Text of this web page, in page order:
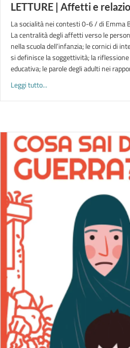
LETTURE | Affetti e
La socialità nei contesti 0-6 / di Emma
La centralità degli affetti verso le
nella scuola dell’infanzia; le cornici di
si definisce la soggettività; la
educativa; le parole degli adulti nei
Leggi tutto...